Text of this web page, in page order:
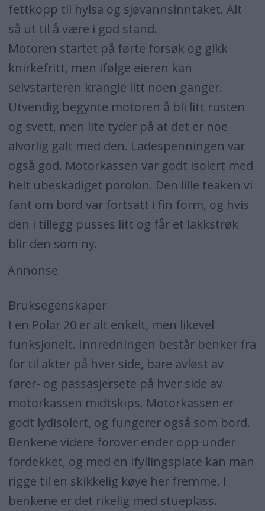
fettkopp til hylsa og sjøvannsinntaket. Alt
så ut til å være i god stand.
Motoren startet på førte forsøk og gikk
knirkefritt, men ifølge eieren kan
selvstarteren krangle litt noen ganger.
Utvendig begynte motoren å bli litt rusten
og svett, men lite tyder på at det er noe
alvorlig galt med den. Ladespenningen var
også god. Motorkassen var godt isolert med
helt ubeskadiget porolon. Den lille teaken vi
fant om bord var fortsatt i fin form, og hvis
den i tillegg pusses litt og får et lakkstrøk
blir den som ny.
Annonse
Bruksegenskaper
I en Polar 20 er alt enkelt, men likevel
funksjonelt. Innredningen består benker fra
for til akter på hver side, bare avløst av
fører- og passasjersete på hver side av
motorkassen midtskips. Motorkassen er
godt lydisolert, og fungerer også som bord.
Benkene videre forover ender opp under
fordekket, og med en ifyllingsplate kan man
rigge til en skikkelig køye her fremme. I
benkene er det rikelig med stueplass.